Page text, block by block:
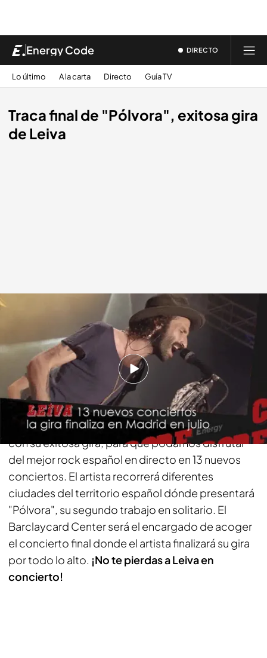
Energy Code DIRECTO
Lo último A la carta Directo Guía TV
Traca final de "Pólvora", exitosa gira
de Leiva
23 ENE 2015 - 10:56h.
Compartir
En Energy Code, esta semana, anunciamos la
traca final de“Pólvora” .Leivavuelve a la carretera
con su exitosa gira, para que podamos disfrutar
del mejor rock español en directo en 13 nuevos
conciertos. El artista recorrerá diferentes
ciudades del territorio español dónde presentará
"Pólvora", su segundo trabajo en solitario. El
Barclaycard Center será el encargado de acoger
el concierto final donde el artista finalizará su gira
por todo lo alto. ¡No te pierdas a Leiva en
concierto!